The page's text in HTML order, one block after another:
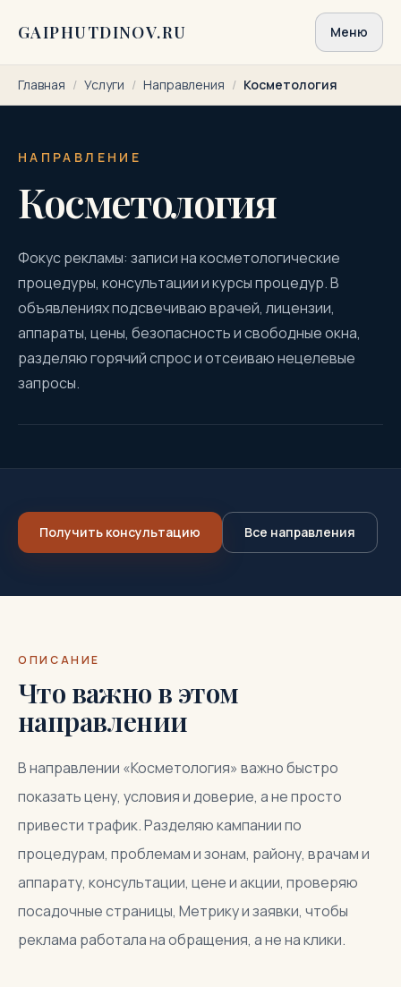
GAIPHUTDINOV.RU Меню
Главная / Услуги / Направления / Косметология
НАПРАВЛЕНИЕ
Косметология
Фокус рекламы: записи на косметологические
процедуры, консультации и курсы процедур. В
объявлениях подсвечиваю врачей, лицензии,
аппараты, цены, безопасность и свободные окна,
разделяю горячий спрос и отсеиваю нецелевые
запросы.
Получить консультацию Все направления
ОПИСАНИЕ
Что важно в этом
направлении
В направлении «Косметология» важно быстро
показать цену, условия и доверие, а не просто
привести трафик. Разделяю кампании по
процедурам, проблемам и зонам, району, врачам и
аппарату, консультации, цене и акции, проверяю
посадочные страницы, Метрику и заявки, чтобы
реклама работала на обращения, а не на клики.